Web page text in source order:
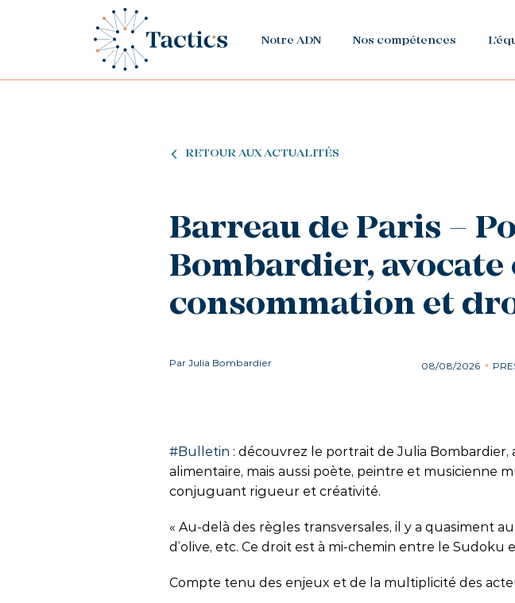
Notre ADN Nos compétences
RETOUR AUX ACTUALITÉS
Barreau de Paris –
Bombardier,
consommation et
Par Julia Bombardier 08/08/2026
#Bulletin : découvrez le portrait de Julia
alimentaire, mais aussi poète, peintre et
conjuguant rigueur et créativité.
« Au-delà des règles transversales, il y a quasiment
d’olive, etc. Ce droit est à mi-chemin entre le
Compte tenu des enjeux et de la multiplicité des